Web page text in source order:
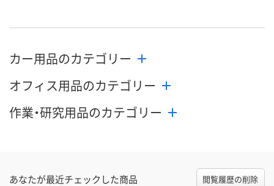
カー用品のカテゴリー
オフィス用品のカテゴリー
作業・研究用品のカテゴリー
あなたが最近チェックした商品 閲覧履歴の削除